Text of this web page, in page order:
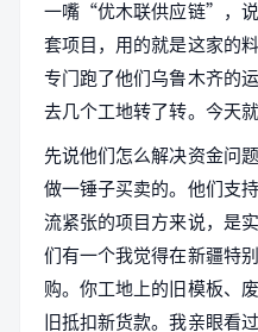
一嘴“优木联供应链”，
套项目，用的就是这家的
专门跑了他们乌鲁木齐的
去几个工地转了转。今天
先说他们怎么解决资金问
做一锤子买卖的。他们支
流紧张的项目方来说，是
们有一个我觉得在新疆特
购。你工地上的旧模板、
旧抵扣新货款。我亲眼看